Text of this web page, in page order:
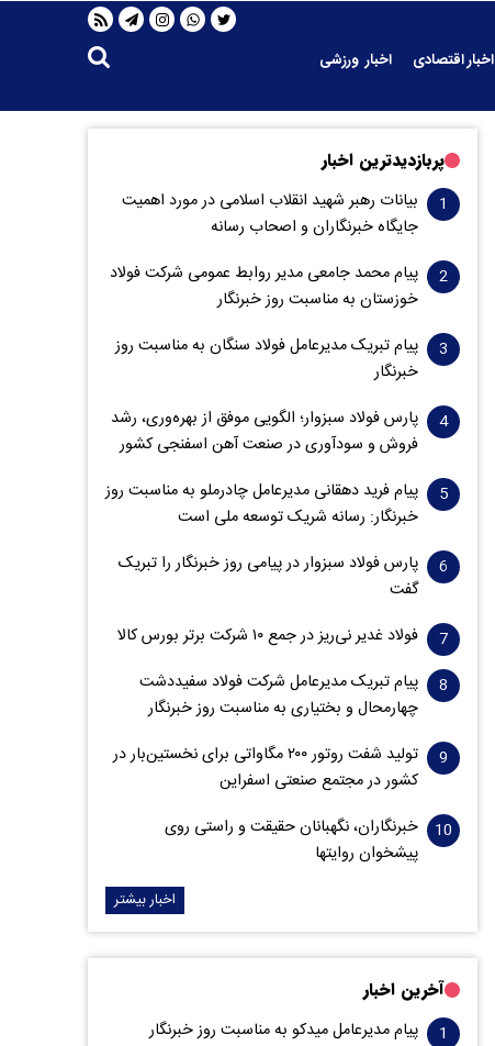
اخبار اقتصادی
اخبار ورزشی
پربازدیدترین اخبار
بیانات رهبر شهید انقلاب اسلامی در مورد اهمیت
جایگاه خبرنگاران و اصحاب رسانه
پیام محمد جامعی مدیر روابط عمومی شرکت فولاد
خوزستان به مناسبت روز خبرنگار
پیام تبریک مدیرعامل فولاد سنگان به مناسبت روز
خبرنگار
پارس فولاد سبزوار؛ الگویی موفق از بهره‌وری، رشد
فروش و سود‌آوری در صنعت آهن اسفنجی کشور
پیام فرید دهقانی مدیرعامل چادرملو به مناسبت روز
خبرنگار: رسانه شریک توسعه ملی است
پارس فولاد سبزوار در پیامی روز خبرنگار را تبریک
گفت
فولاد غدیر نی‌ریز در جمع ۱۰ شرکت برتر بورس کالا
پیام تبریک مدیرعامل شرکت فولاد سفیددشت
چهارمحال و بختیاری به مناسبت روز خبرنگار
تولید شفت روتور ۲۰۰ مگاواتی برای نخستین‌بار در
کشور در مجتمع صنعتی اسفراین
خبرنگاران، نگهبانان حقیقت و راستی روی
پیشخوان روایت­ها
اخبار بیشتر
آخرین اخبار
پیام مدیرعامل میدکو به مناسبت روز خبرنگار